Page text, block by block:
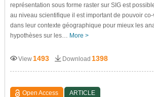
représentation sous forme raster sur SIG est
au niveau scientifique il est important de pouvoir
dans leur contexte géographique pour mieux les
hypothèses sur les… More >
View 1493 Download 1398
Open Access ARTICLE